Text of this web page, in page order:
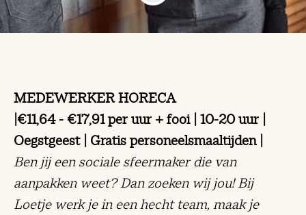
MEDEWERKER HORECA
|€11,64 - €17,91 per uur + fooi | 10-20 uur |
Oegstgeest | Gratis personeelsmaaltijden |
Ben jij een sociale sfeermaker die van
aanpakken weet? Dan zoeken wij jou! Bij
Loetje werk je in een hecht team, maak je